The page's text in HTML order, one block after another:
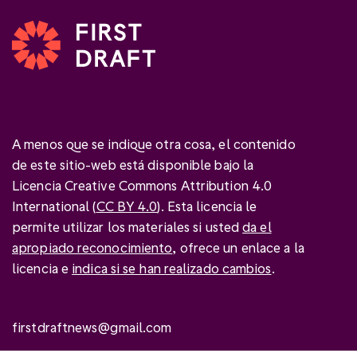
A menos que se indique otra cosa, el contenido
de este sitio-web está disponible bajo la
Licencia Creative Commons Attribution 4.0
International (CC BY 4.0). Esta licencia le
permite utilizar los materiales si ustedda el
apropiado reconocimiento, ofrece un enlace a la
licencia e indica si se han realizado cambios.
firstdraftnews@gmail.com